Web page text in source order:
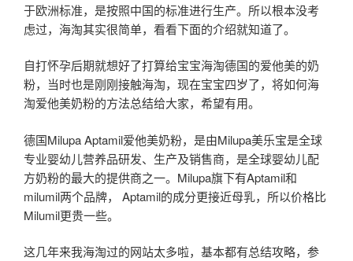
于欧洲标准，是按照中国的标准进行生产。所以根本没考
虑过，海淘其实很简单，看看下面的介绍就知道了。
自打怀孕后期就想好了打算给宝宝海淘德国的爱他美的奶
粉，当时也是刚刚接触海淘，现在宝宝四岁了，将如何海
淘爱他美奶粉的方法总结给大家，希望有用。
德国Milupa Aptamil爱他美奶粉，是由Milupa美乐宝是全球
专业婴幼儿营养品研发、生产及销售商，是全球婴幼儿配
方奶粉的最大的提供商之一。Milupa旗下有Aptamil和
milumil两个品牌， Aptamil的成分更接近母乳，所以价格比
Milumil更贵一些。
这几年来我海淘过的网站太多啦，基本都有总结攻略，参